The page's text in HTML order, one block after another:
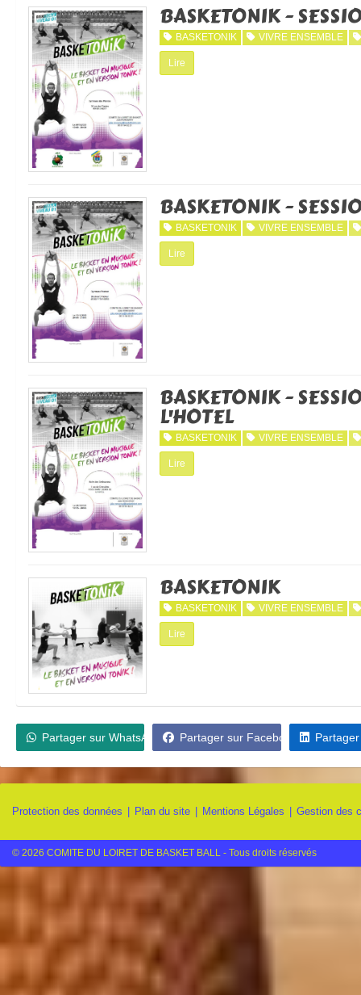
BASKETONIK -
BASKETONIK VIVRE ENSEMBLE
Lire
BASKETONIK -
BASKETONIK VIVRE ENSEMBLE
Lire
BASKETONIK -
L'HOTEL
BASKETONIK VIVRE ENSEMBLE
Lire
BASKETONIK
BASKETONIK VIVRE ENSEMBLE
Lire
Partager sur WhatsApp Partager sur Facebook
Protection des données Plan du site Mentions Légales Gestion des
© 2026 COMITE DU LOIRET DE BASKET BALL - Tous droits réservés